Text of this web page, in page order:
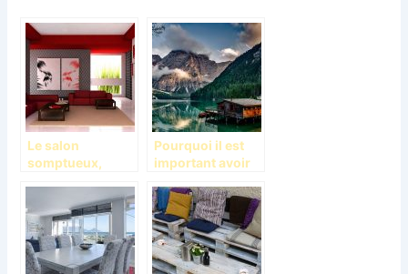
Le salon
somptueux,
intérieur de
maison
Pourquoi il est
important avoir
campagne?